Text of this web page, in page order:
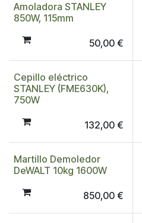
Amoladora STANLEY
850W, 115mm
50,00€
Cepillo eléctrico
STANLEY (FME630K),
750W
132,00€
Martillo Demoledor
DeWALT 10kg 1600W
850,00€